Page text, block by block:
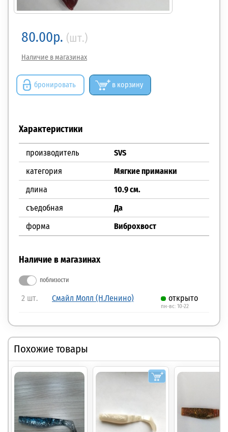
80.00р. (шт.)
Наличие в магазинах
бронировать в корзину
Характеристики
производитель
SVS
категория
Мягкие приманки
длина
10.9 см.
съедобная
Да
форма
Виброхвост
Наличие в магазинах
поблизости
2 шт. Смайл Молл (Н.Ленино) открыто
пн-вс: 10-22
Похожие товары